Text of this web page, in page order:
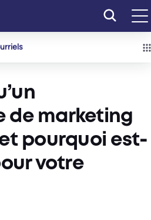
de marketing
pourquoi est-
votre